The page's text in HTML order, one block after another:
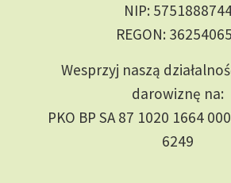
NIP:
REGON:
Wesprzyj naszą
darowiznę na:
PKO BP SA 87 1020 1664
6249